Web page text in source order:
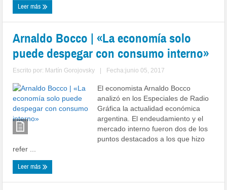
Leer más
Arnaldo Bocco | «La economía solo
puede despegar con consumo interno»
Escrito por: Martín Gorojovsky Fecha:junio 05, 2017
El economista Arnaldo Bocco
analizó en los Especiales de Radio
Gráfica la actualidad económica
argentina. El endeudamiento y el
mercado interno fueron dos de los
puntos destacados a los que hizo
refer ...
Leer más